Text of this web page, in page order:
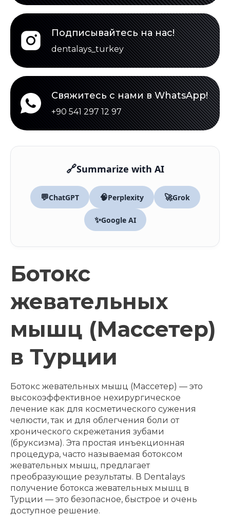
Подписывайтесь на нас!
dentalays_turkey
Свяжитесь с нами в WhatsApp!
+90 541 297 12 97
🔗Summarize with AI
💬ChatGPT 🧠Perplexity 🚀Grok
✨Google AI
Ботокс
жевательных
мышц (Массетер)
в Турции
Ботокс жевательных мышц (Массетер) — это
высокоэффективное нехирургическое
лечение как для косметического сужения
челюсти, так и для облегчения боли от
хронического скрежетания зубами
(бруксизма). Эта простая инъекционная
процедура, часто называемая ботоксом
жевательных мышц, предлагает
преобразующие результаты. В Dentalays
получение ботокса жевательных мышц в
Турции — это безопасное, быстрое и очень
доступное решение.